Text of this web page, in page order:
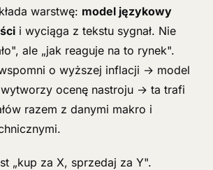
warstwę: model językowy
i wyciąga z tekstu sygnał. Nie
ale „jak reaguje na to rynek".
o wyższej inflacji → model
ocenę nastroju → ta trafi
razem z danymi makro i
„kup za X, sprzedaj za Y".